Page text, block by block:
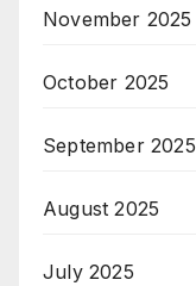
November 2025
October 2025
September 2025
August 2025
July 2025